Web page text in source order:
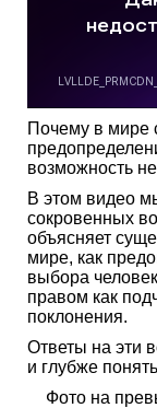
Почему в мире
возможность
В этом видео
сокровенных
объясняет
мире, как
выбора
правом как
поклонения.
Ответы на эти
и глубже
Фото на